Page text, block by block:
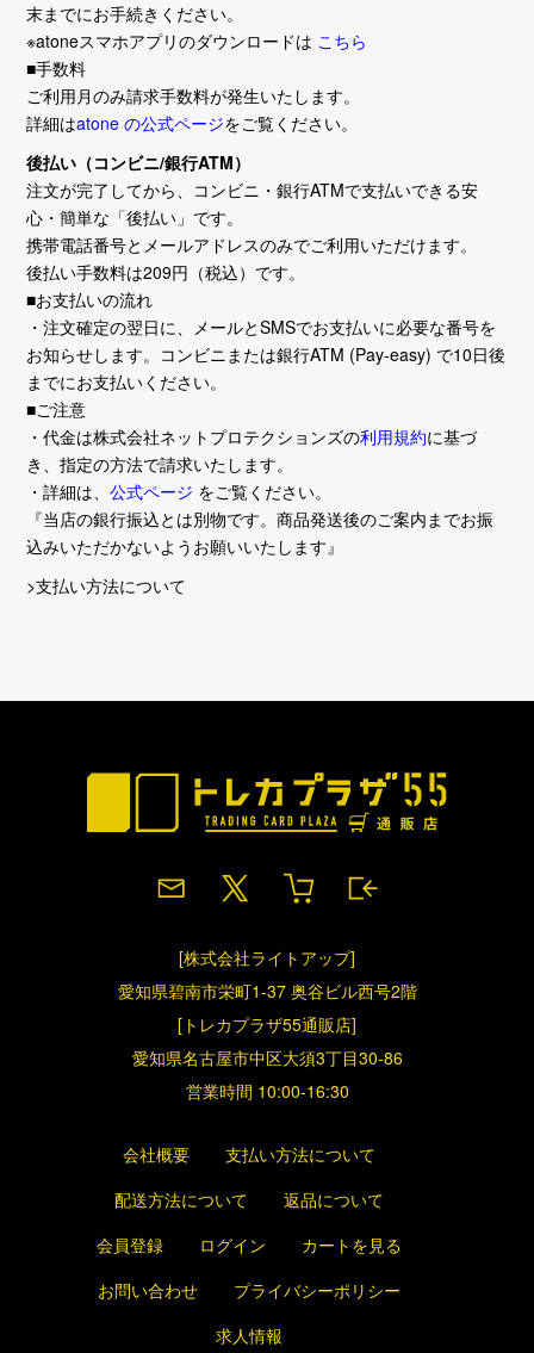
末までにお手続きください。
※atoneスマホアプリのダウンロードは こちら
■手数料
ご利用月のみ請求手数料が発生いたします。
詳細はatone の公式ページをご覧ください。
後払い（コンビニ/銀行ATM）
注文が完了してから、コンビニ・銀行ATMで支払いできる安
心・簡単な「後払い」です。
携帯電話番号とメールアドレスのみでご利用いただけます。
後払い手数料は209円（税込）です。
■お支払いの流れ
・注文確定の翌日に、メールとSMSでお支払いに必要な番号を
お知らせします。コンビニまたは銀行ATM (Pay-easy) で10日後
までにお支払いください。
■ご注意
・代金は株式会社ネットプロテクションズの利用規約に基づ
き、指定の方法で請求いたします。
・詳細は、公式ページ をご覧ください。
『当店の銀行振込とは別物です。商品発送後のご案内までお振
込みいただかないようお願いいたします』
>支払い方法について
[株式会社ライトアップ]
愛知県碧南市栄町1-37 奥谷ビル西号2階
[トレカプラザ55通販店]
愛知県名古屋市中区大須3丁目30-86
営業時間 10:00-16:30
会社概要
支払い方法について
配送方法について
返品について
会員登録
ログイン
カートを見る
お問い合わせ
プライバシーポリシー
求人情報